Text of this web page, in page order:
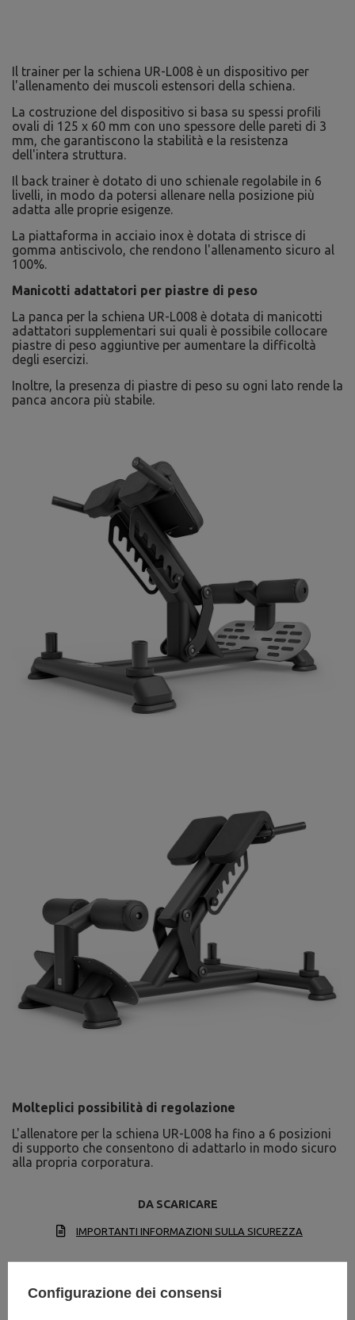
Il trainer per la schiena UR-L008 è un dispositivo per
l'allenamento dei muscoli estensori della schiena.
La costruzione del dispositivo si basa su spessi profili
ovali di 125 x 60 mm con uno spessore delle pareti di 3
mm, che garantiscono la stabilità e la resistenza
dell'intera struttura.
Il back trainer è dotato di uno schienale regolabile in 6
livelli, in modo da potersi allenare nella posizione più
adatta alle proprie esigenze.
La piattaforma in acciaio inox è dotata di strisce di
gomma antiscivolo, che rendono l'allenamento sicuro al
100%.
Manicotti adattatori per piastre di peso
La panca per la schiena UR-L008 è dotata di manicotti
adattatori supplementari sui quali è possibile collocare
piastre di peso aggiuntive per aumentare la difficoltà
degli esercizi.
Inoltre, la presenza di piastre di peso su ogni lato rende la
panca ancora più stabile.
Molteplici possibilità di regolazione
L'allenatore per la schiena UR-L008 ha fino a 6 posizioni
di supporto che consentono di adattarlo in modo sicuro
alla propria corporatura.
DA SCARICARE
IMPORTANTI INFORMAZIONI SULLA SICUREZZA
Configurazione dei consensi